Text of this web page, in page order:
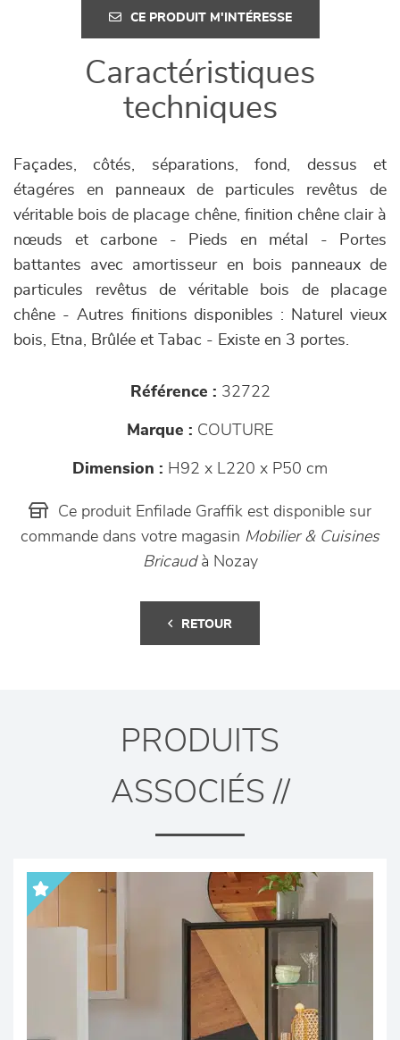
CE PRODUIT M'INTÉRESSE
Caractéristiques
techniques
Façades, côtés, séparations, fond, dessus et
étagéres en panneaux de particules revêtus de
véritable bois de placage chêne, finition chêne clair à
nœuds et carbone - Pieds en métal - Portes
battantes avec amortisseur en bois panneaux de
particules revêtus de véritable bois de placage
chêne - Autres finitions disponibles : Naturel vieux
bois, Etna, Brûlée et Tabac - Existe en 3 portes.
Référence : 32722
Marque : COUTURE
Dimension : H92 x L220 x P50 cm
Ce produit Enfilade Graffik est disponible sur
commande dans votre magasin Mobilier & Cuisines
Bricaudà Nozay
RETOUR
PRODUITS
ASSOCIÉS //